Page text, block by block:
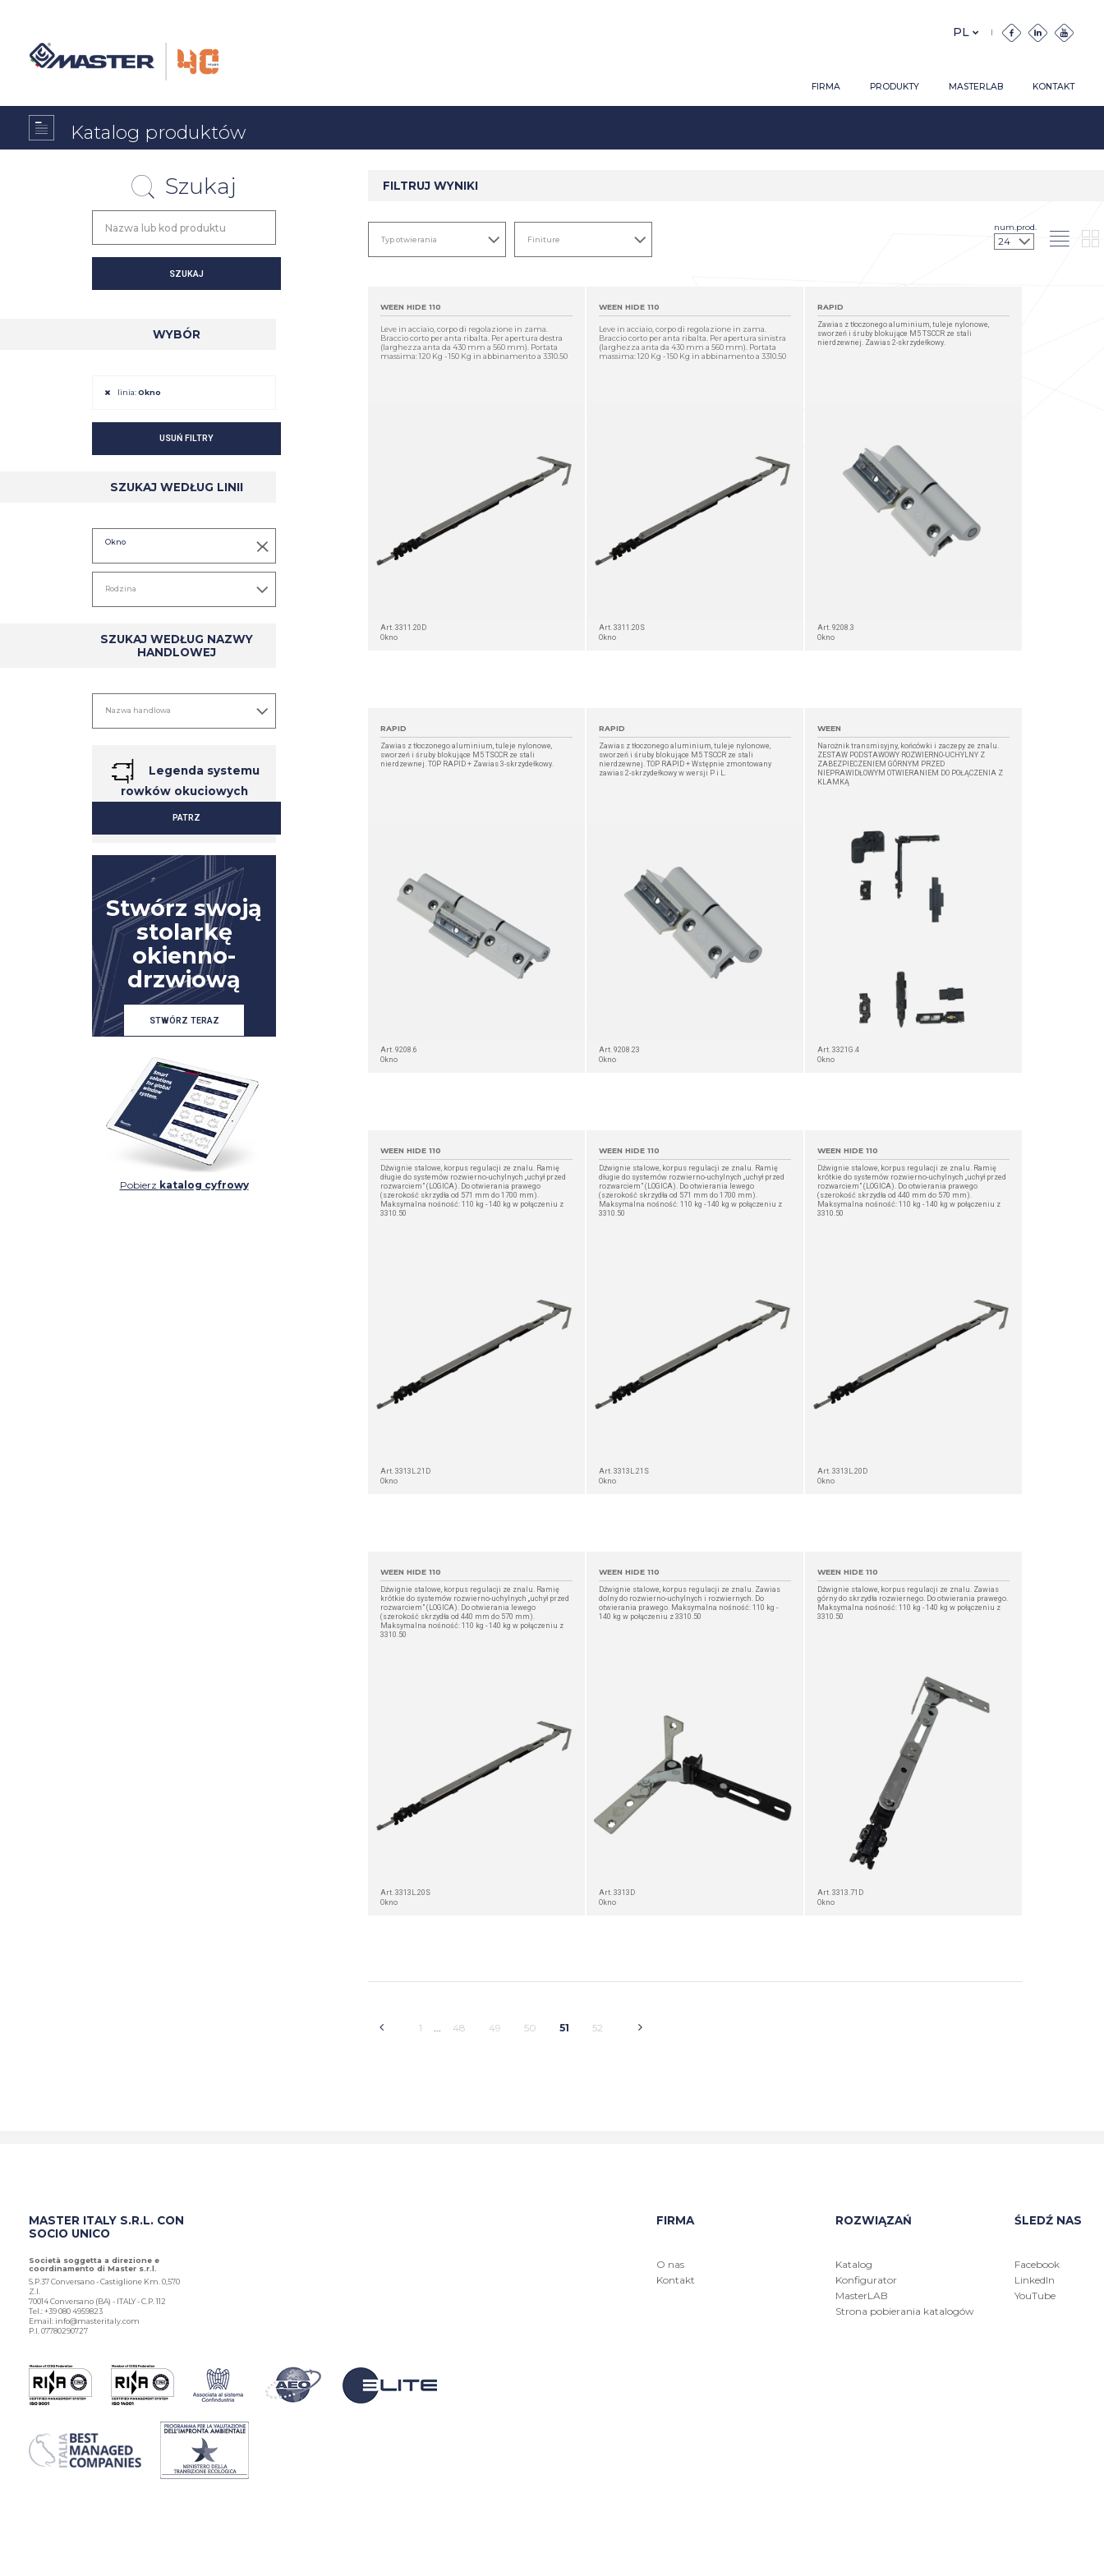
FIRMA PRODUKTY MASTERLAB KONTAKT
Katalog produktów
Szukaj
WYBÓR
linia:Okno
USUŃ FILTRY
SZUKAJ WEDŁUG LINII
Okno
SZUKAJ WEDŁUG NAZWY
HANDLOWEJ
Legenda systemu
rowków okuciowych
PATRZ
Stwórz swoją
stolarkę
okienno-
drzwiową
STWÓRZ TERAZ
Pobierz katalog cyfrowy
FILTRUJ WYNIKI
num.prod.
WEEN HIDE 110
Leve in acciaio, corpo di regolazione in zama.
Braccio corto per anta ribalta. Per apertura destra
(larghezza anta da 430 mm a 560 mm). Portata
massima: 120 Kg - 150 Kg in abbinamento a 3310.50
Art. 3311.20D
Okno
WEEN HIDE 110
Leve in acciaio, corpo di regolazione in zama.
Braccio corto per anta ribalta. Per apertura sinistra
(larghezza anta da 430 mm a 560 mm). Portata
massima: 120 Kg - 150 Kg in abbinamento a 3310.50
Art. 3311.20S
Okno
RAPID
Zawias z tłoczonego aluminium, tuleje nylonowe,
sworzeń i śruby blokujące M5 TSCCR ze stali
nierdzewnej. Zawias 2-skrzydełkowy.
Art. 9208.3
Okno
RAPID
Zawias z tłoczonego aluminium, tuleje nylonowe,
sworzeń i śruby blokujące M5 TSCCR ze stali
nierdzewnej. TOP RAPID + Zawias 3-skrzydełkowy.
Art. 9208.6
Okno
RAPID
Zawias z tłoczonego aluminium, tuleje nylonowe,
sworzeń i śruby blokujące M5 TSCCR ze stali
nierdzewnej. TOP RAPID + Wstępnie zmontowany
zawias 2-skrzydełkowy w wersji P i L.
SZCZEGÓŁ
Art. 9208.23
Okno
WEEN
Narożnik transmisyjny, końcówki i zaczepy ze znalu.
ZESTAW PODSTAWOWY ROZWIERNO-UCHYLNY Z
ZABEZPIECZENIEM GÓRNYM PRZED
NIEPRAWIDŁOWYM OTWIERANIEM DO POŁĄCZENIA Z
KLAMKĄ
Art. 3321G.4
Okno
WEEN HIDE 110
Dźwignie stalowe, korpus regulacji ze znalu. Ramię
długie do systemów rozwierno-uchylnych „uchył przed
rozwarciem” (LOGICA). Do otwierania prawego
(szerokość skrzydła od 571 mm do 1700 mm).
Maksymalna nośność: 110 kg - 140 kg w połączeniu z
3310.50
Art. 3313L.21D
Okno
WEEN HIDE 110
Dźwignie stalowe, korpus regulacji ze znalu. Ramię
długie do systemów rozwierno-uchylnych „uchył przed
rozwarciem” (LOGICA). Do otwierania lewego
(szerokość skrzydła od 571 mm do 1700 mm).
Maksymalna nośność: 110 kg - 140 kg w połączeniu z
3310.50
Art. 3313L.21S
Okno
WEEN HIDE 110
Dźwignie stalowe, korpus regulacji ze znalu. Ramię
krótkie do systemów rozwierno-uchylnych „uchył przed
rozwarciem” (LOGICA). Do otwierania prawego
(szerokość skrzydła od 440 mm do 570 mm).
Maksymalna nośność: 110 kg - 140 kg w połączeniu z
3310.50
Art. 3313L.20D
Okno
WEEN HIDE 110
Dźwignie stalowe, korpus regulacji ze znalu. Ramię
krótkie do systemów rozwierno-uchylnych „uchył przed
rozwarciem” (LOGICA). Do otwierania lewego
(szerokość skrzydła od 440 mm do 570 mm).
Maksymalna nośność: 110 kg - 140 kg w połączeniu z
3310.50
Art. 3313L.20S
Okno
WEEN HIDE 110
Dźwignie stalowe, korpus regulacji ze znalu. Zawias
dolny do rozwierno-uchylnych i rozwiernych. Do
otwierania prawego. Maksymalna nośność: 110 kg -
140 kg w połączeniu z 3310.50
Art. 3313D
Okno
WEEN HIDE 110
Dźwignie stalowe, korpus regulacji ze znalu. Zawias
górny do skrzydła rozwiernego. Do otwierania prawego.
Maksymalna nośność: 110 kg - 140 kg w połączeniu z
3310.50
Art. 3313.71D
Okno
1 48 49 50 51 52
MASTER ITALY S.R.L. CON
SOCIO UNICO
Società soggetta a direzione e
coordinamento di Master s.r.l.
S.P.37 Conversano - Castiglione Km. 0,570
Z.I.
70014 Conversano (BA) - ITALY - C.P. 112
Tel.: +39 080 4959823
Email: info@masteritaly.com
P.I. 07780290727
FIRMA
O nas
Kontakt
ROZWIĄZAŃ
Katalog
Konfigurator
MasterLAB
Strona pobierania katalogów
ŚLEDŹ NAS
Facebook
LinkedIn
YouTube